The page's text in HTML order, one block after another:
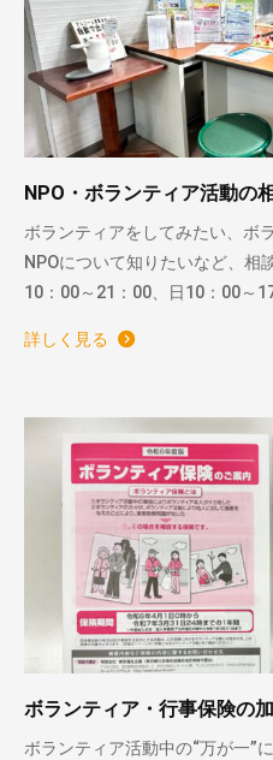
NPO・ボランティア活動の
ボランティアをしてみたい、ボ
NPOについて知りたいなど、相
10：00～21：00、日10：00～
詳しく見る
ボランティア・行事保険の
ボランティア活動中の“万が一”